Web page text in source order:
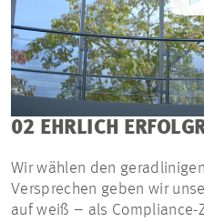
02 EHRLICH
Wir wählen den
Versprechen geben wir
auf weiß – als